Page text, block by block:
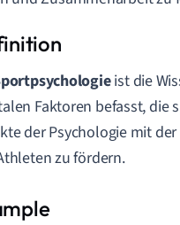
ist die
Faktoren befasst, die
der Psychologie mit
zu fördern.